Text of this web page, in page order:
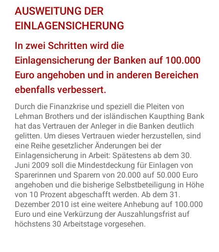
AUSWEITUNG DER
EINLAGENSICHERUNG
In zwei Schritten wird die
Einlagensicherung der Banken auf 100.000
Euro angehoben und in anderen Bereichen
ebenfalls verbessert.
Durch die Finanzkrise und speziell die Pleiten von
Lehman Brothers und der isländischen Kaupthing Bank
hat das Vertrauen der Anleger in die Banken deutlich
gelitten. Um dieses Vertrauen wieder herzustellen, sind
eine Reihe gesetzlicher Änderungen bei der
Einlagensicherung in Arbeit: Spätestens ab dem 30.
Juni 2009 soll die Mindestdeckung für Einlagen von
Sparerinnen und Sparern von 20.000 auf 50.000 Euro
angehoben und die bisherige Selbstbeteiligung in Höhe
von 10 Prozent abgeschafft werden. Ab dem 31.
Dezember 2010 ist eine weitere Anhebung auf 100.000
Euro und eine Verkürzung der Auszahlungsfrist auf
höchstens 30 Arbeitstage vorgesehen.